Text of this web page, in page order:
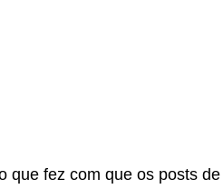
que fez com que os posts